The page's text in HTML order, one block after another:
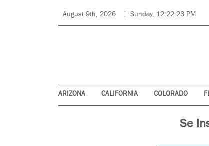
August 9th, 2026 Sunday, 12:22:23 PM
ARIZONA CALIFORNIA COLORADO
Se